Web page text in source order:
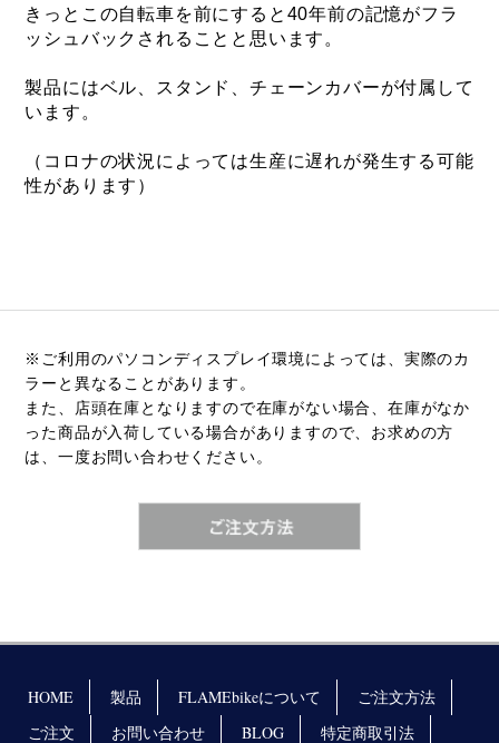
きっとこの自転車を前にすると40年前の記憶がフラ
ッシュバックされることと思います。
​製品にはベル、スタンド、チェーンカバーが付属して
います。
（コロナの状況によっては生産に遅れが発生する可能
性があります）
※ご利用のパソコンディスプレイ環境によっては、実際のカ
ラーと異なることがあります。
また、店頭在庫となりますので在庫がない場合、在庫がなか
った商品が入荷している場合がありますので、お求めの方
は、一度お問い合わせください。
HOME 製品 FLAMEbikeについて
ご注文方法
ご注文
お問い合わせ BLOG 特定商取引法